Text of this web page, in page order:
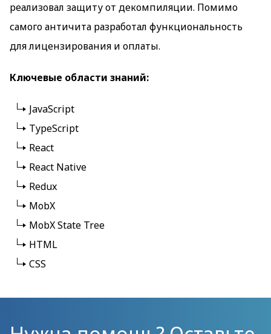
реализовал защиту от декомпиляции. Помимо
самого античита разработал функциональность
для лицензирования и оплаты.
Ключевые области знаний:
JavaScript
TypeScript
React
React Native
Redux
MobX
MobX State Tree
HTML
CSS